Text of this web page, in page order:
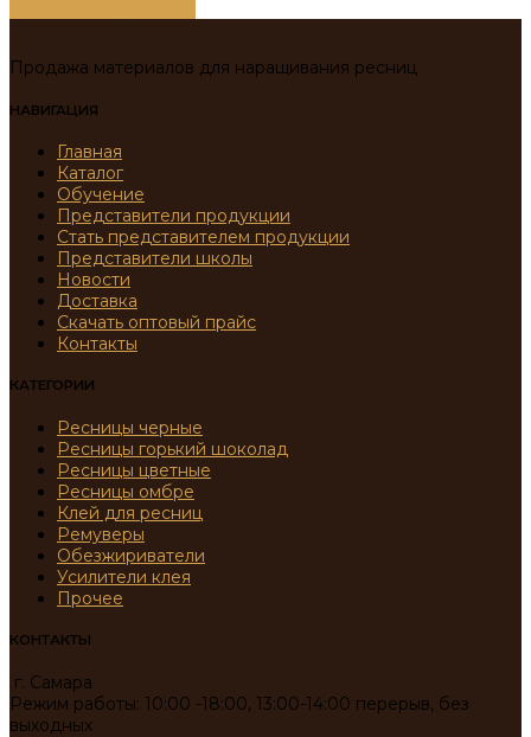
Продажа материалов для наращивания ресниц
НАВИГАЦИЯ
Главная
Каталог
Обучение
Представители продукции
Стать представителем продукции
Представители школы
Новости
Доставка
Скачать оптовый прайс
Контакты
КАТЕГОРИИ
Ресницы черные
Ресницы горький шоколад
Ресницы цветные
Ресницы омбре
Клей для ресниц
Ремуверы
Обезжириватели
Усилители клея
Прочее
КОНТАКТЫ
г. Самара
Режим работы: 10:00 -18:00, 13:00-14:00 перерыв, без
выходных